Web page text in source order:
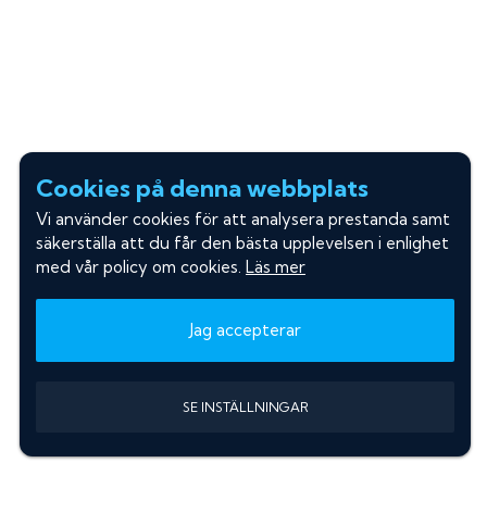
Cookies på denna webbplats
Vi använder cookies för att analysera prestanda samt
säkerställa att du får den bästa upplevelsen i enlighet
med vår policy om cookies. Läs mer
Jag accepterar
SE INSTÄLLNINGAR